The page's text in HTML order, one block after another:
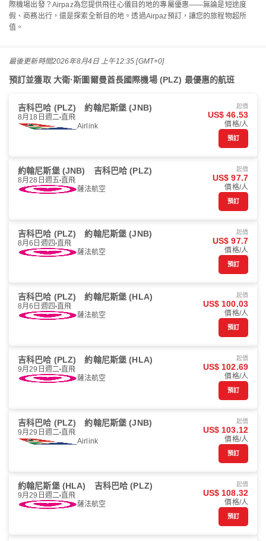
際機場出發？Airpaz為您提供飛往心儀目的地的專屬優惠——無論是短途度
假、商務出行，還是探索全新目的地。透過Airpaz預訂，讓您的旅程物超所
值。
最後更新時間2026年8月4日 上午12:35 [GMT+0]
預訂並獲取 大衛·斯圖爾曼酋長國際機場 (PLZ) 最優惠的航班
吉科巴哈 (PLZ) 約翰尼斯堡 (JNB)
8月18日週二 直飛
Airlink
起價
US$ 46.53
價格/人
預訂
約翰尼斯堡 (JNB) 吉科巴哈 (PLZ)
8月28日週五 直飛
薩法航空
起價
US$ 97.7
價格/人
預訂
吉科巴哈 (PLZ) 約翰尼斯堡 (JNB)
8月6日週四 直飛
薩法航空
起價
US$ 97.7
價格/人
預訂
吉科巴哈 (PLZ) 約翰尼斯堡 (HLA)
8月6日週四 直飛
薩法航空
起價
US$ 100.03
價格/人
預訂
吉科巴哈 (PLZ) 約翰尼斯堡 (HLA)
9月29日週二 直飛
薩法航空
起價
US$ 102.69
價格/人
預訂
吉科巴哈 (PLZ) 約翰尼斯堡 (JNB)
9月29日週二 直飛
Airlink
起價
US$ 103.12
價格/人
預訂
約翰尼斯堡 (HLA) 吉科巴哈 (PLZ)
9月29日週二 直飛
薩法航空
起價
US$ 108.32
價格/人
預訂